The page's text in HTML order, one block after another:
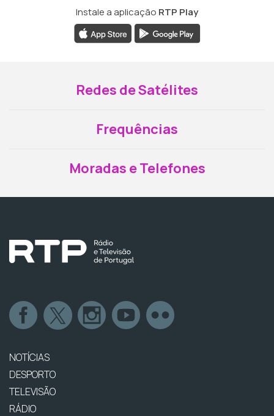
Instale a aplicação RTP Play
Redes de Satélites
Frequências
Moradas e Telefones
NOTÍCIAS
DESPORTO
TELEVISÃO
RÁDIO